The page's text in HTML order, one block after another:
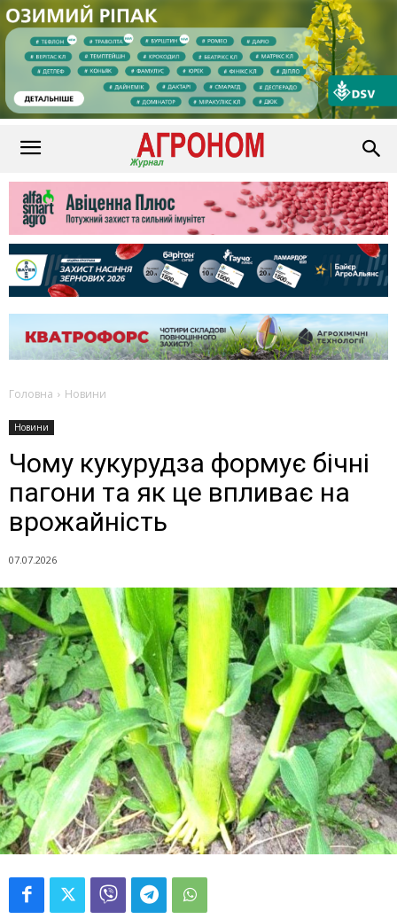
Головна Новини
Новини
Чому кукурудза формує бічні
пагони та як це впливає на
врожайність
07.07.2026